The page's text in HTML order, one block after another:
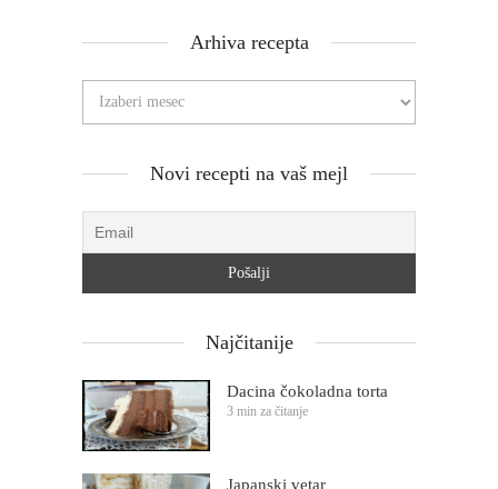
Arhiva recepta
Novi recepti na vaš mejl
Najčitanije
Dacina čokoladna torta
3 min za čitanje
Japanski vetar